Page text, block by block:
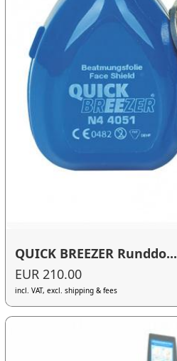
QUICK BREEZER Runddo...
EUR 210.00
incl. VAT, excl. shipping & fees